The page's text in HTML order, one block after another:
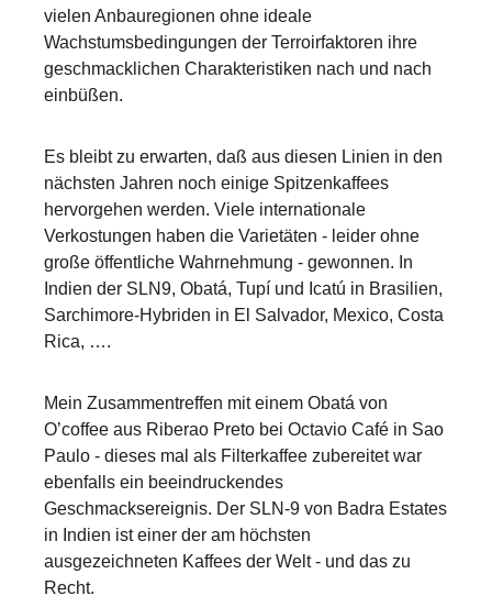
vielen Anbauregionen ohne ideale
Wachstumsbedingungen der Terroirfaktoren ihre
geschmacklichen Charakteristiken nach und nach
einbüßen.
Es bleibt zu erwarten, daß aus diesen Linien in den
nächsten Jahren noch einige Spitzenkaffees
hervorgehen werden. Viele internationale
Verkostungen haben die Varietäten - leider ohne
große öffentliche Wahrnehmung - gewonnen. In
Indien der SLN9, Obatá, Tupí und Icatú in Brasilien,
Sarchimore-Hybriden in El Salvador, Mexico, Costa
Rica, ….
Mein Zusammentreffen mit einem Obatá von
O’coffee aus Riberao Preto bei Octavio Café in Sao
Paulo - dieses mal als Filterkaffee zubereitet war
ebenfalls ein beeindruckendes
Geschmacksereignis. Der SLN-9 von Badra Estates
in Indien ist einer der am höchsten
ausgezeichneten Kaffees der Welt - und das zu
Recht.